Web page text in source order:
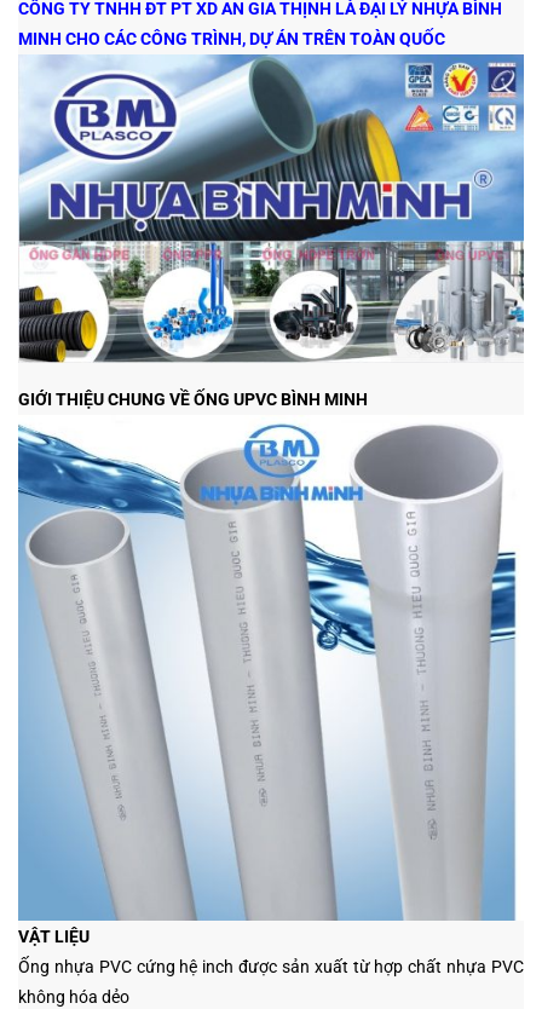
CÔNG TY TNHH ĐT PT XD AN GIA THỊNH LÀ ĐẠI LÝ NHỰA BÌNH
MINH CHO CÁC CÔNG TRÌNH, DỰ ÁN TRÊN TOÀN QUỐC
GIỚI THIỆU CHUNG VỀ ỐNG UPVC BÌNH MINH
VẬT LIỆU
Ống nhựa PVC cứng hệ inch được sản xuất từ hợp chất nhựa PVC
không hóa dẻo